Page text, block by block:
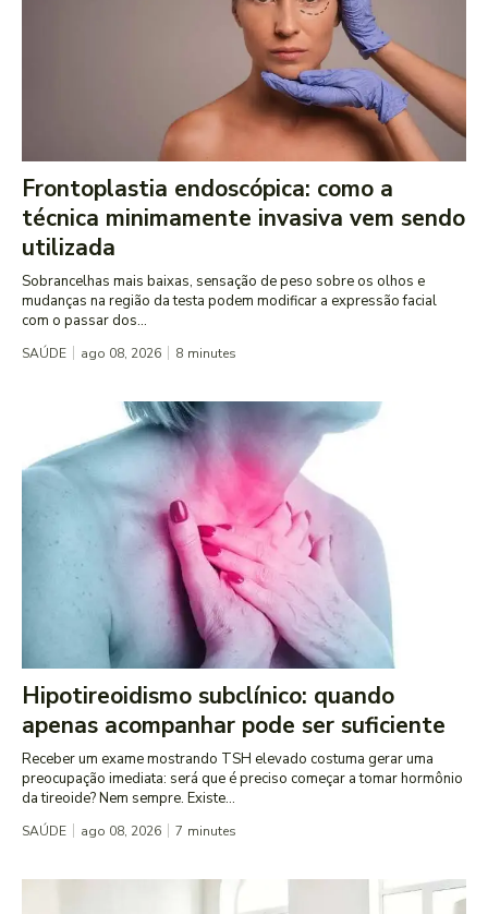
Frontoplastia endoscópica: como a
técnica minimamente invasiva vem sendo
utilizada
Sobrancelhas mais baixas, sensação de peso sobre os olhos e
mudanças na região da testa podem modificar a expressão facial
com o passar dos...
SAÚDE ago 08, 2026 8 minutes
Hipotireoidismo subclínico: quando
apenas acompanhar pode ser suficiente
Receber um exame mostrando TSH elevado costuma gerar uma
preocupação imediata: será que é preciso começar a tomar hormônio
da tireoide? Nem sempre. Existe...
SAÚDE ago 08, 2026 7 minutes